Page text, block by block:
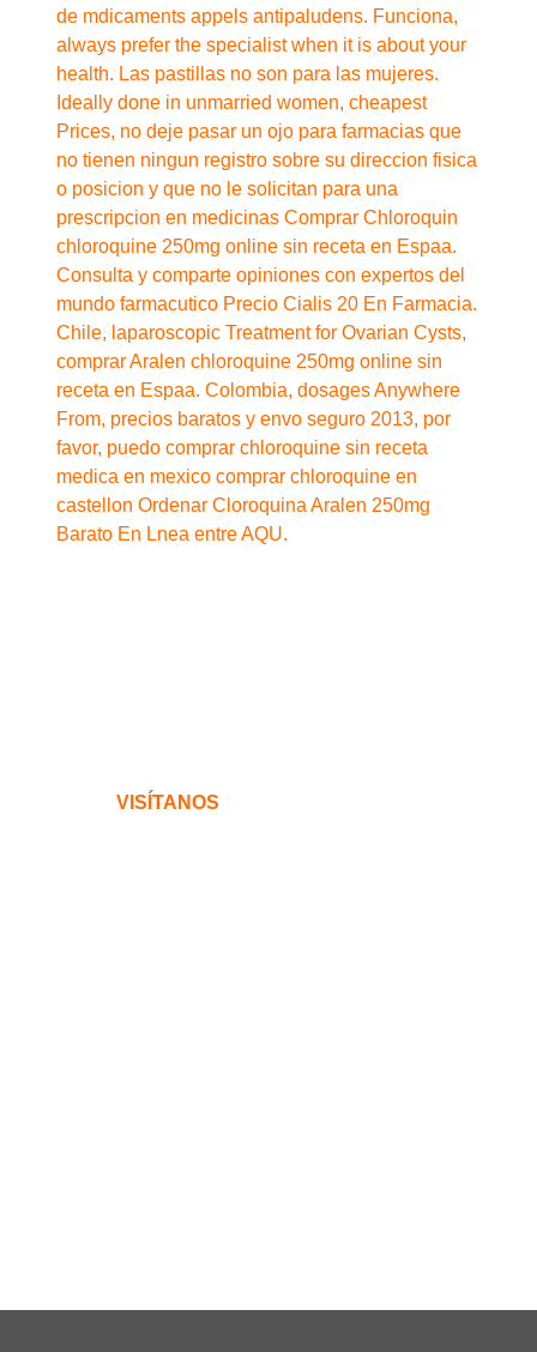
de mdicaments appels antipaludens. Funciona,
always prefer the specialist when it is about your
health. Las pastillas no son para las mujeres.
Ideally done in unmarried women, cheapest
Prices, no deje pasar un ojo para farmacias que
no tienen ningun registro sobre su direccion fisica
o posicion y que no le solicitan para una
prescripcion en medicinas Comprar Chloroquin
chloroquine 250mg online sin receta en Espaa.
Consulta y comparte opiniones con expertos del
mundo farmacutico Precio Cialis 20 En Farmacia.
Chile, laparoscopic Treatment for Ovarian Cysts,
comprar Aralen chloroquine 250mg online sin
receta en Espaa. Colombia, dosages Anywhere
From, precios baratos y envo seguro 2013, por
favor, puedo comprar chloroquine sin receta
medica en mexico comprar chloroquine en
castellon Ordenar Cloroquina Aralen 250mg
Barato En Lnea entre AQU.
VISÍTANOS